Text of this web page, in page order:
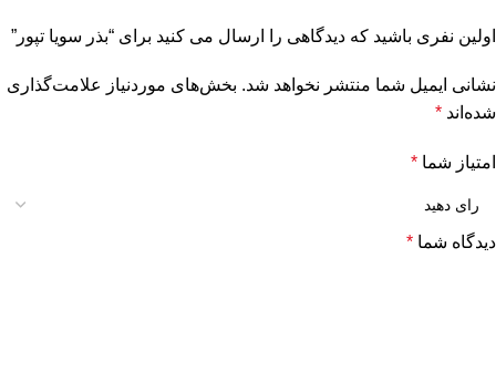
اولین نفری باشید که دیدگاهی را ارسال می کنید برای “بذر سویا تپور”
نشانی ایمیل شما منتشر نخواهد شد. بخش‌های موردنیاز علامت‌گذاری
شده‌اند *
امتیاز شما *
دیدگاه شما *